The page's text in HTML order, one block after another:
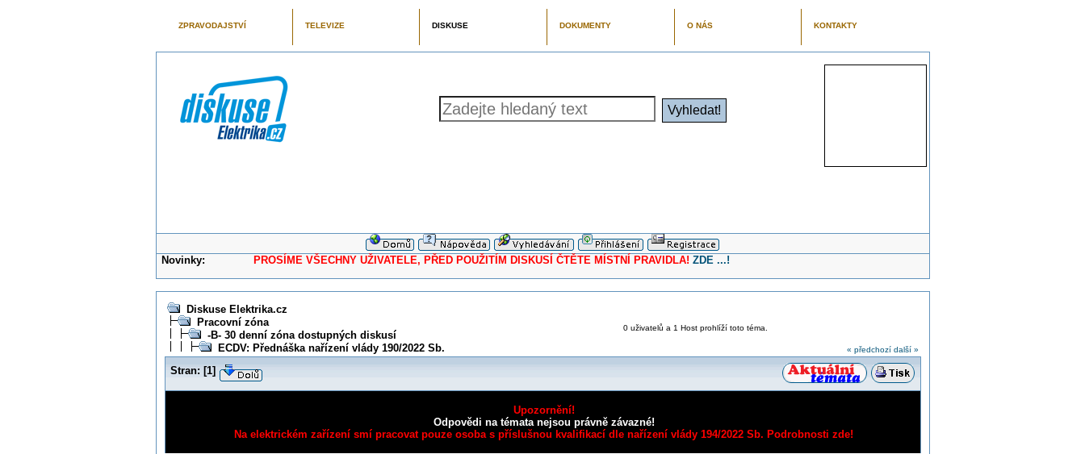
ZPRAVODAJSTVÍ TELEVIZE DISKUSE DOKUMENTY O NÁS KONTAKTY
Novinky: PROSÍME VŠECHNY UŽIVATELE, PŘED POUŽITÍM DISKUSÍ ČTĚTE MÍSTNÍ PRAVIDLA! ZDE ...!
Diskuse Elektrika.cz
Pracovní zóna
-B- 30 denní zóna dostupných diskusí
ECDV: Přednáška nařízení vlády 190/2022 Sb.
0 uživatelů a 1 Host prohlíží toto téma.
« předchozí další »
Stran: [1]
Upozornění!
Odpovědi na témata nejsou právně závazné!
Na elektrickém zařízení smí pracovat pouze osoba s příslušnou kvalifikací dle nařízení vlády 194/2022 Sb. Podrobnosti zde!